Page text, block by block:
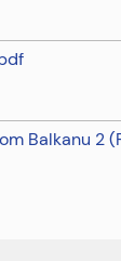
Balkanu 2